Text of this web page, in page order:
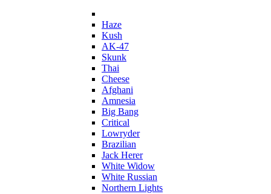
Haze
Kush
AK-47
Skunk
Thai
Cheese
Afghani
Amnesia
Big Bang
Critical
Lowryder
Brazilian
Jack Herer
White Widow
White Russian
Northern Lights